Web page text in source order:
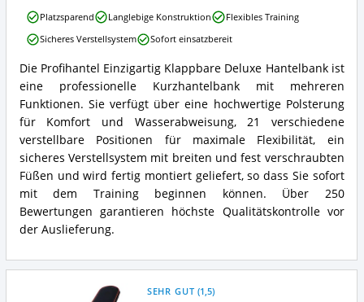
ist
diese
Schrägbank
erhältlich?
Profihantel
Einzigartig
Klappbare
Deluxe
Hantelbank
"
Einzigartiges
&
platzsparendes
Zusammenfassung:
Was
bietet
Schrägbank?
Die Profihantel Einzigartig Klappbare Deluxe Hantelbank ist
eine professionelle Kurzhantelbank mit mehreren
Funktionen. Sie verfügt über eine hochwertige Polsterung
für Komfort und Wasserabweisung, 21 verschiedene
verstellbare Positionen für maximale Flexibilität, ein
sicheres Verstellsystem mit breiten und fest verschraubten
Füßen und wird fertig montiert geliefert, so dass Sie sofort
mit dem Training beginnen können. Über 250
Bewertungen garantieren höchste Qualitätskontrolle vor
der Auslieferung.
Profihantel
Einzigartig
Klappbare
Hantelbank
"
Einzigartiges
&
platzsparendes
Vorteile:
Was
spricht
für
diese
Schrägbank?
Platzsparend Langlebige Konstruktion
Flexibles Training
Sicheres Verstellsystem
Sofort einsatzbereit
SEHR GUT (1,5)